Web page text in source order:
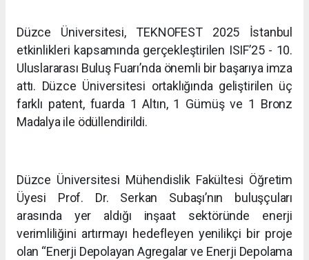
Düzce Üniversitesi, TEKNOFEST 2025 İstanbul
etkinlikleri kapsamında gerçekleştirilen ISIF’25 - 10.
Uluslararası Buluş Fuarı’nda önemli bir başarıya imza
attı. Düzce Üniversitesi ortaklığında geliştirilen üç
farklı patent, fuarda 1 Altın, 1 Gümüş ve 1 Bronz
Madalya ile ödüllendirildi.
Düzce Üniversitesi Mühendislik Fakültesi Öğretim
Üyesi Prof. Dr. Serkan Subaşı’nın buluşçuları
arasında yer aldığı inşaat sektöründe enerji
verimliliğini artırmayı hedefleyen yenilikçi bir proje
olan “Enerji Depolayan Agregalar ve Enerji Depolama